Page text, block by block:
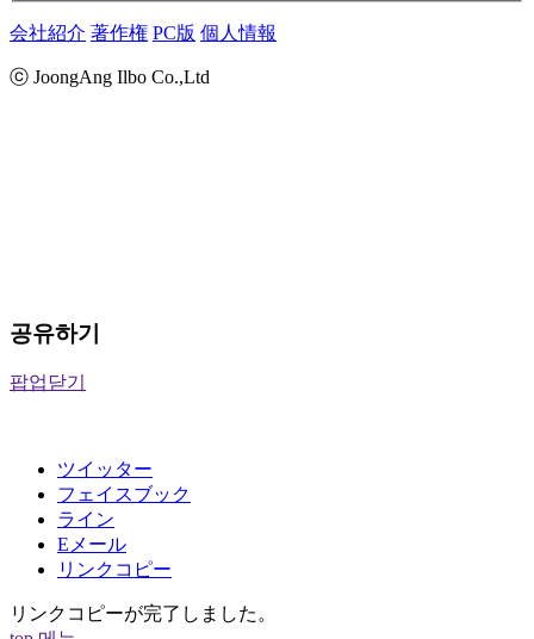
会社紹介 著作権 PC版 個人情報
ⓒ JoongAng Ilbo Co.,Ltd
공유하기
팝업닫기
ツイッター
フェイスブック
ライン
Eメール
リンクコピー
リンクコピーが完了しました。